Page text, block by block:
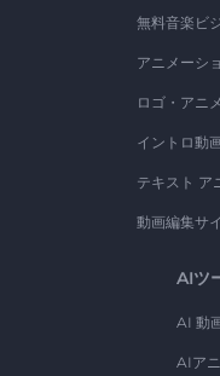
無料音楽ビ
アニメーシ
ロゴ・アニ
イントロ動
テキスト ア
動画編集サ
AIツ
AI 動
AIア